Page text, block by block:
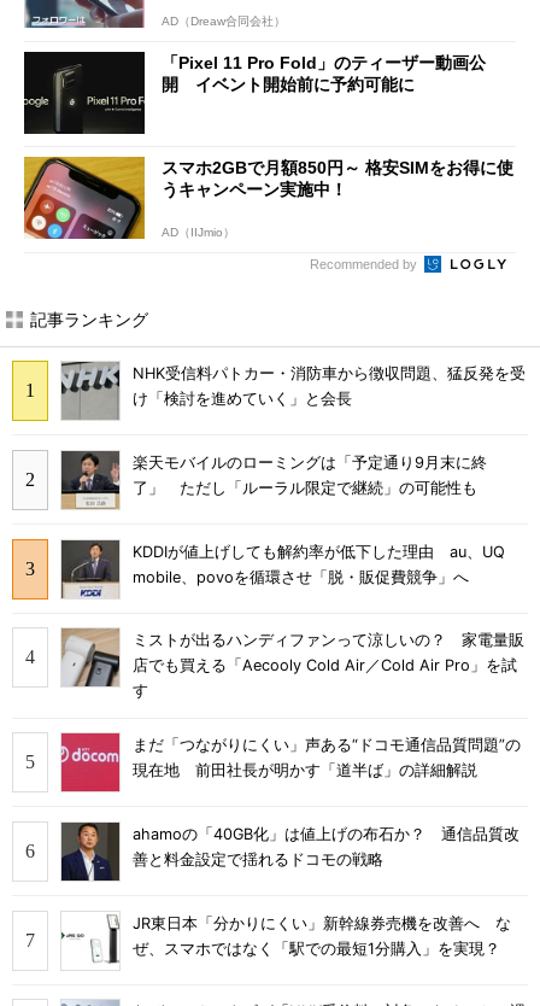
AD（Dreaw合同会社）
「Pixel 11 Pro Fold」のティーザー動画公
開 イベント開始前に予約可能に
スマホ2GBで月額850円～ 格安SIMをお得に使
うキャンペーン実施中！
AD（IIJmio）
Recommended by
記事ランキング
NHK受信料パトカー・消防車から徴収問題、猛反発を受
け「検討を進めていく」と会長
楽天モバイルのローミングは「予定通り9月末に終
了」 ただし「ルーラル限定で継続」の可能性も
KDDIが値上げしても解約率が低下した理由 au、UQ
mobile、povoを循環させ「脱・販促費競争」へ
ミストが出るハンディファンって涼しいの？ 家電量販
店でも買える「Aecooly Cold Air／Cold Air Pro」を試
す
まだ「つながりにくい」声ある“ドコモ通信品質問題”の
現在地 前田社長が明かす「道半ば」の詳細解説
ahamoの「40GB化」は値上げの布石か？ 通信品質改
善と料金設定で揺れるドコモの戦略
JR東日本「分かりにくい」新幹線券売機を改善へ な
ぜ、スマホではなく「駅での最短1分購入」を実現？